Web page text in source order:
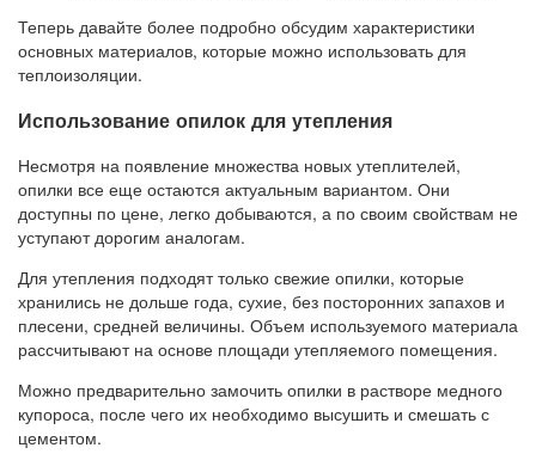
Теперь давайте более подробно обсудим характеристики
основных материалов, которые можно использовать для
теплоизоляции.
Использование опилок для утепления
Несмотря на появление множества новых утеплителей,
опилки все еще остаются актуальным вариантом. Они
доступны по цене, легко добываются, а по своим свойствам не
уступают дорогим аналогам.
Для утепления подходят только свежие опилки, которые
хранились не дольше года, сухие, без посторонних запахов и
плесени, средней величины. Объем используемого материала
рассчитывают на основе площади утепляемого помещения.
Можно предварительно замочить опилки в растворе медного
купороса, после чего их необходимо высушить и смешать с
цементом.